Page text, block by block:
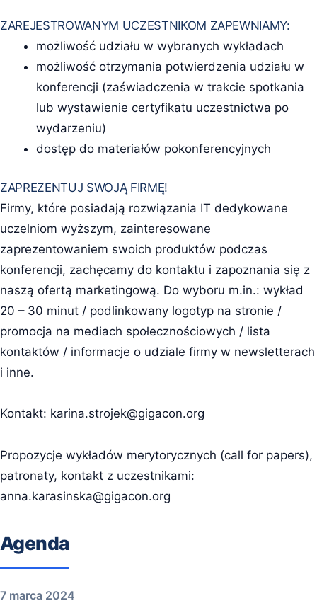
ZAREJESTROWANYM UCZESTNIKOM ZAPEWNIAMY:
możliwość udziału w wybranych wykładach
możliwość otrzymania potwierdzenia udziału w
konferencji (zaświadczenia w trakcie spotkania
lub wystawienie certyfikatu uczestnictwa po
wydarzeniu)
dostęp do materiałów pokonferencyjnych
ZAPREZENTUJ SWOJĄ FIRMĘ!
Firmy, które posiadają rozwiązania IT dedykowane
uczelniom wyższym, zainteresowane
zaprezentowaniem swoich produktów podczas
konferencji, zachęcamy do kontaktu i zapoznania się z
naszą ofertą marketingową. Do wyboru m.in.: wykład
20 – 30 minut / podlinkowany logotyp na stronie /
promocja na mediach społecznościowych / lista
kontaktów / informacje o udziale firmy w newsletterach
i inne.
Kontakt: karina.strojek@gigacon.org
Propozycje wykładów merytorycznych (call for papers),
patronaty, kontakt z uczestnikami:
anna.karasinska@gigacon.org
Agenda
7 marca 2024